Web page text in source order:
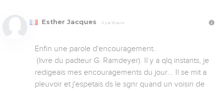
Esther Jacques Il y a 10 ans
Enfin une parole d'encouragement..
redigeais mes encouragements du jour... Il se mit a
pleuvoir et j'espetais ds le sgnr quand un voisin de